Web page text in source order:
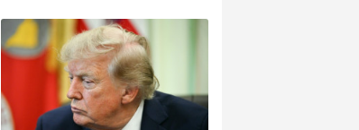
(CDU), eine Zentralisierung der
Zuständigkeit für die Drohnen-
Abwehr beim
Bundesinnenministerium gefordert.
Die bisher zu Leipzig vorliegenden
Erkenntnisse "bestätigen die